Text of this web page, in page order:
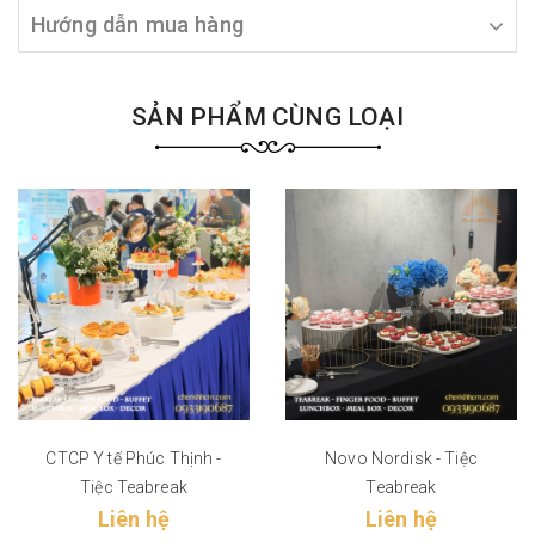
Hướng dẫn mua hàng
SẢN PHẨM CÙNG LOẠI
CTCP Y tế Phúc Thịnh -
Tiệc Teabreak
Liên hệ
Novo Nordisk - Tiệc
Teabreak
Liên hệ